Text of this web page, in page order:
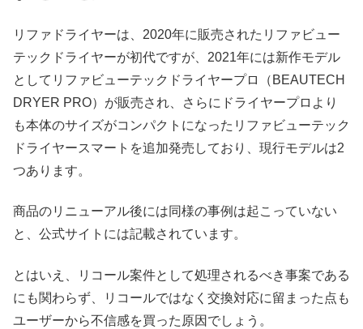
リファドライヤーは、2020年に販売されたリファビュー
テックドライヤーが初代ですが、2021年には新作モデル
としてリファビューテックドライヤープロ（BEAUTECH
DRYER PRO）が販売され、さらにドライヤープロより
も本体のサイズがコンパクトになったリファビューテック
ドライヤースマートを追加発売しており、現行モデルは2
つあります。
商品のリニューアル後には同様の事例は起こっていない
と、公式サイトには記載されています。
とはいえ、リコール案件として処理されるべき事案である
にも関わらず、リコールではなく交換対応に留まった点も
ユーザーから不信感を買った原因でしょう。